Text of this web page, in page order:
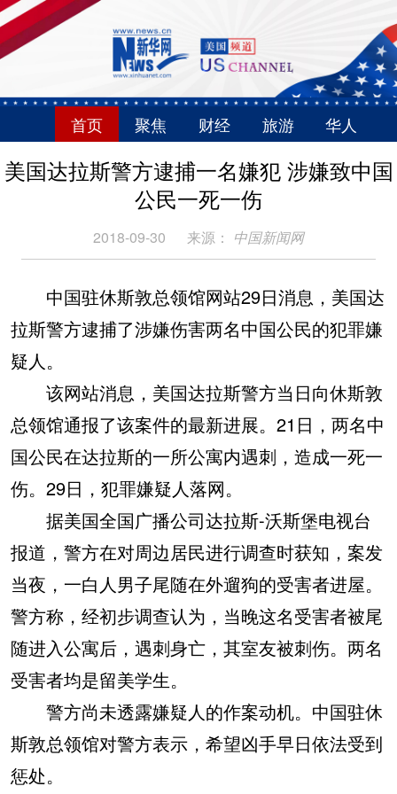
首页 聚焦 财经 旅游 华人
美国达拉斯警方逮捕一名嫌犯 涉嫌致中国
公民一死一伤
2018-09-30 来源： 中国新闻网
中国驻休斯敦总领馆网站29日消息，美国达
拉斯警方逮捕了涉嫌伤害两名中国公民的犯罪嫌
疑人。
该网站消息，美国达拉斯警方当日向休斯敦
总领馆通报了该案件的最新进展。21日，两名中
国公民在达拉斯的一所公寓内遇刺，造成一死一
伤。29日，犯罪嫌疑人落网。
据美国全国广播公司达拉斯-沃斯堡电视台
报道，警方在对周边居民进行调查时获知，案发
当夜，一白人男子尾随在外遛狗的受害者进屋。
警方称，经初步调查认为，当晚这名受害者被尾
随进入公寓后，遇刺身亡，其室友被刺伤。两名
受害者均是留美学生。
警方尚未透露嫌疑人的作案动机。中国驻休
斯敦总领馆对警方表示，希望凶手早日依法受到
惩处。